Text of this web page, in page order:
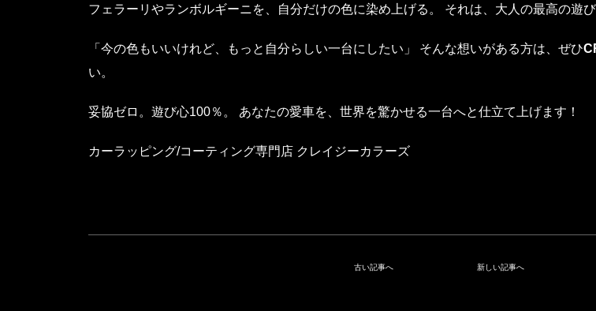
フェラーリやランボルギーニを、自分だけの色に染め上げる。 それは、大人の最高の遊び
「今の色もいいけれど、もっと自分らしい一台にしたい」 そんな想いがある方は、ぜひ
い。
妥協ゼロ。遊び心100％。 あなたの愛車を、世界を驚かせる一台へと仕立て上げます！
カーラッピング/コーティング専門店 クレイジーカラーズ
古い記事へ 新しい記事へ